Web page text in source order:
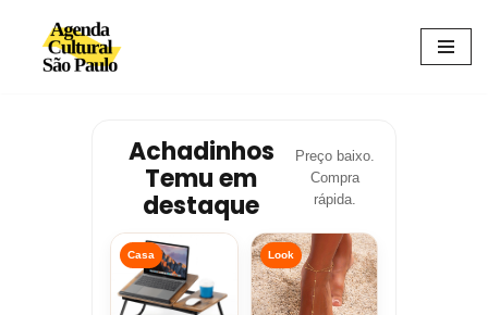
Avançar
Achadinhos
Temu em
destaque
Preço baixo.
Compra
rápida.
Casa Look